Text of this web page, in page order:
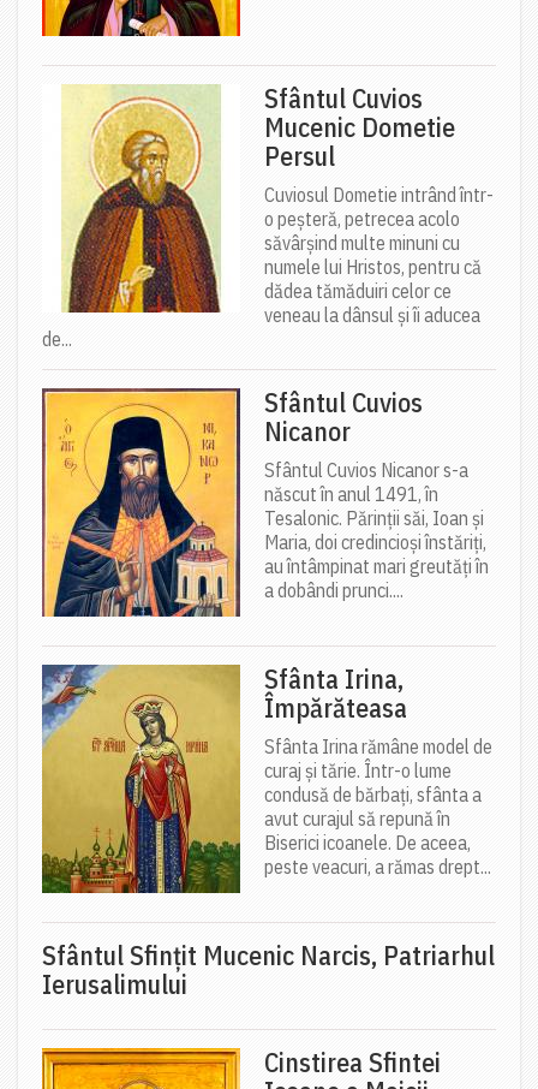
Sfântul Cuvios
Mucenic Dometie
Persul
Cuviosul Dometie intrând într-
o peșteră, petrecea acolo
săvârșind multe minuni cu
numele lui Hristos, pentru că
dădea tămăduiri celor ce
veneau la dânsul și îi aducea
de...
Sfântul Cuvios
Nicanor
Sfântul Cuvios Nicanor s-a
născut în anul 1491, în
Tesalonic. Părinții săi, Ioan și
Maria, doi credincioși înstăriți,
au întâmpinat mari greutăți în
a dobândi prunci....
Sfânta Irina,
Împărăteasa
Sfânta Irina rămâne model de
curaj și tărie. Într-o lume
condusă de bărbați, sfânta a
avut curajul să repună în
Biserici icoanele. De aceea,
peste veacuri, a rămas drept...
Sfântul Sfinţit Mucenic Narcis, Patriarhul
Ierusalimului
Cinstirea Sfintei